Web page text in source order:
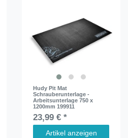
Hudy Pit Mat
Schrauberunterlage -
Arbeitsunterlage 750 x
1200mm 199911
23,99 € *
Artikel anzeigen